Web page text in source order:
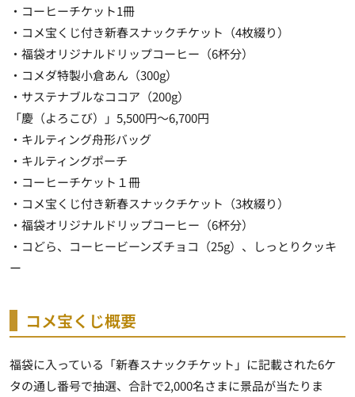
・コーヒーチケット1冊
・コメ宝くじ付き新春スナックチケット（4枚綴り）
・福袋オリジナルドリップコーヒー（6杯分）
・コメダ特製小倉あん（300g）
・サステナブルなココア（200g）
「慶（よろこび）」5,500円～6,700円
・キルティング舟形バッグ
・キルティングポーチ
・コーヒーチケット１冊
・コメ宝くじ付き新春スナックチケット（3枚綴り）
・福袋オリジナルドリップコーヒー（6杯分）
・コどら、コーヒービーンズチョコ（25g）、しっとりクッキ
ー
コメ宝くじ概要
福袋に入っている「新春スナックチケット」に記載された6ケ
タの通し番号で抽選、合計で2,000名さまに景品が当たりま